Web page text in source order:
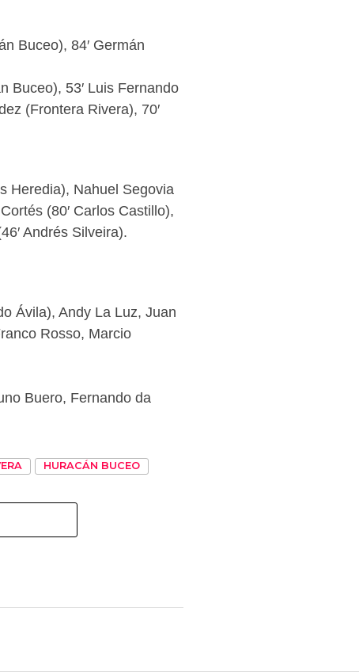
Buceo), 84′ Germán
Buceo), 53′ Luis Fernando
(Frontera Rivera), 70′
Heredia), Nahuel Segovia
(80′ Carlos Castillo),
Andrés Silveira).
Ávila), Andy La Luz, Juan
Rosso, Marcio
Buero, Fernando da
HURACÁN BUCEO